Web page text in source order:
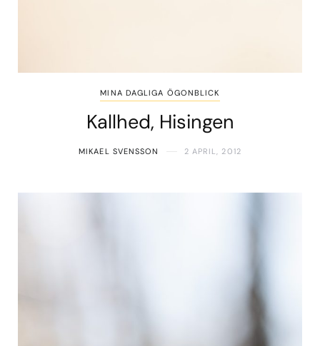
MINA DAGLIGA ÖGONBLICK
Kallhed, Hisingen
MIKAEL SVENSSON 2 APRIL, 2012